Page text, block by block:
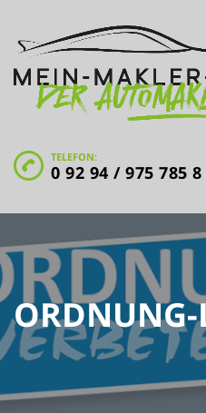
TELEFON:
0 92 94 / 975 785 8